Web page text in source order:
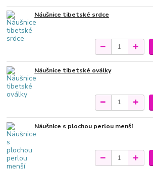
Náušnice tibetské srdce
Náušnice tibetské oválky
Náušnice s plochou perlou menší